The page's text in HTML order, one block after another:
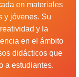
en materiales
y jóvenes. Su
y la
en el ámbito
didácticos que
a estudiantes.